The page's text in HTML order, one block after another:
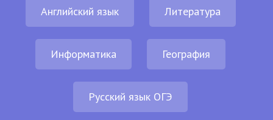
Английский язык Литература
Информатика География
Русский язык ОГЭ